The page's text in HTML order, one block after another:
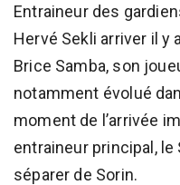
Entraineur des
Hervé Sekli arriver il y
Brice Samba, son
notamment évolué
moment de l’arrivée
entraineur principal, le
séparer de Sorin.